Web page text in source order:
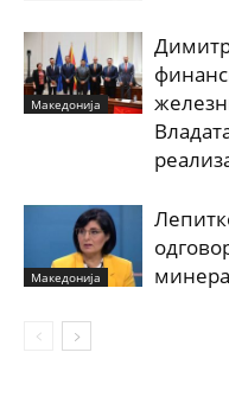
Македонија
Македонија